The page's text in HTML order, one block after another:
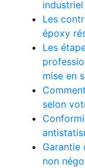
Les
époxy
Les
mise en
selon
Garantie
non